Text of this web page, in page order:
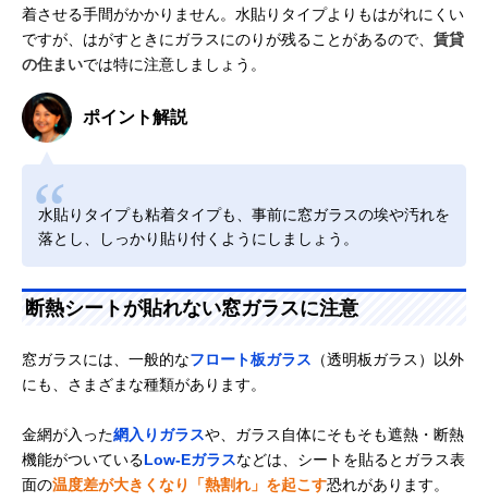
着させる手間がかかりません。水貼りタイプよりもはがれにくい
ですが、はがすときにガラスにのりが残ることがあるので、 賃貸
の住まいでは特に注意しましょう。
ポイント解説
水貼りタイプも粘着タイプも、事前に窓ガラスの埃や汚れを
落とし、しっかり貼り付くようにしましょう。
断熱シートが貼れない窓ガラスに注意
窓ガラスには、一般的なフロート板ガラス （透明板ガラス）以外
にも、さまざまな種類があります。
金網が入った網入りガラスや、ガラス自体にそもそも遮熱・断熱
機能がついているLow-Eガラスなどは、シートを貼るとガラス表
面の温度差が大きくなり「熱割れ」を起こす恐れがあります。